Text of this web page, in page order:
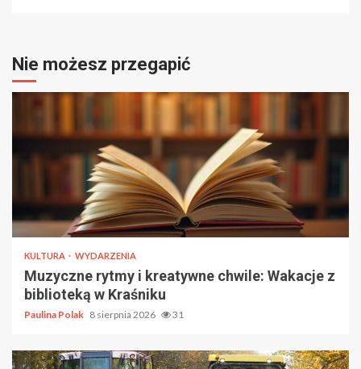
Nie możesz przegapić
KULTURA WYDARZENIA
Muzyczne rytmy i kreatywne chwile: Wakacje z
biblioteką w Kraśniku
Paulina Polak 8 sierpnia 2026 31